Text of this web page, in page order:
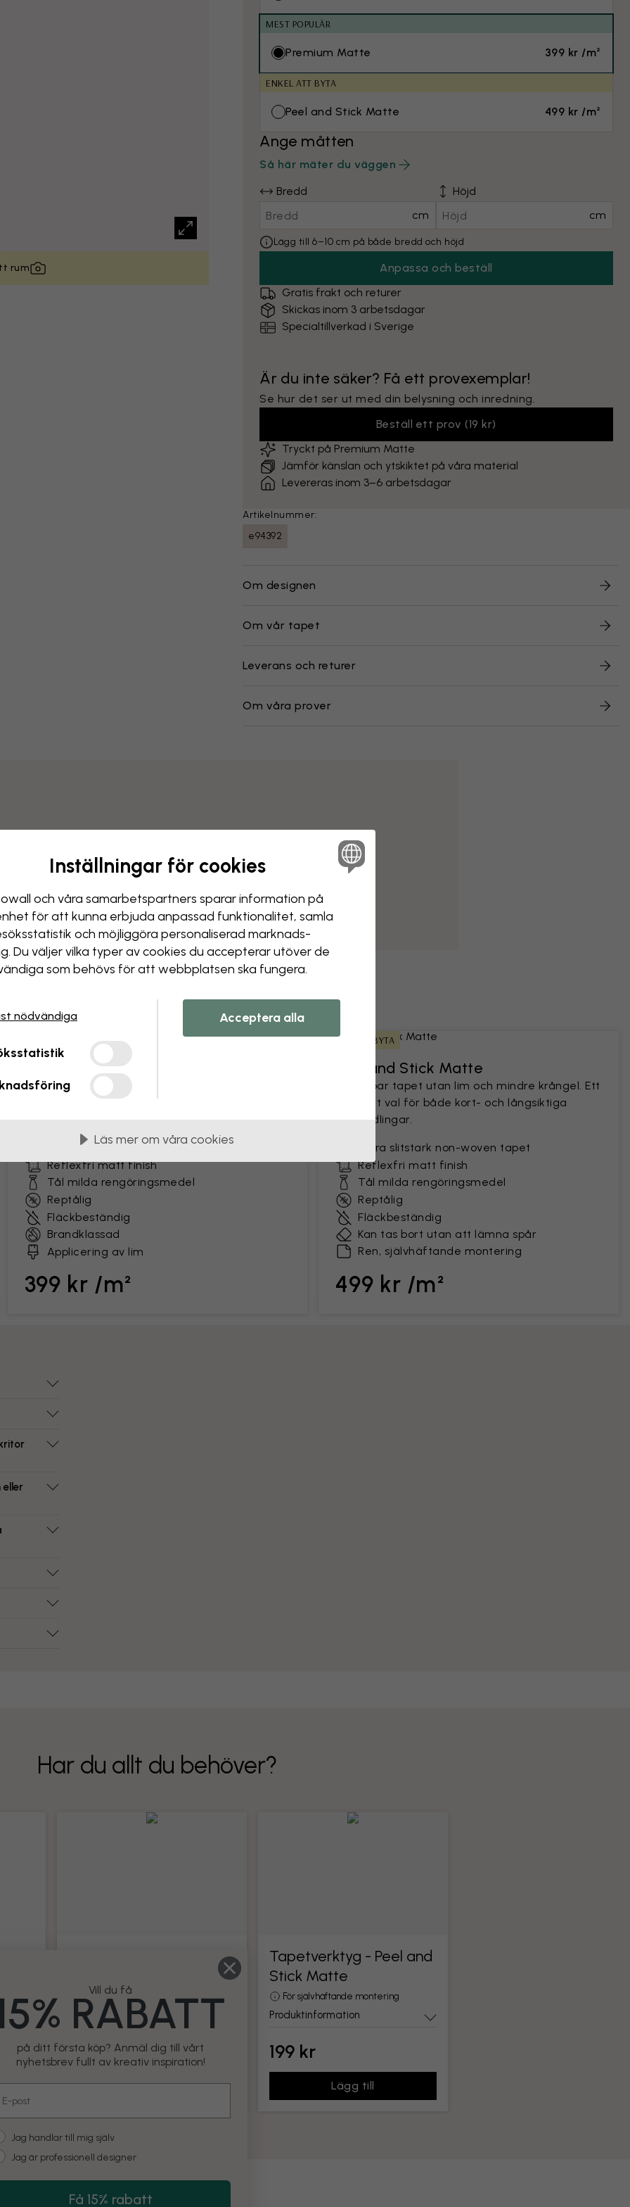
rum
MEST POPULÄR
Premium Matte 399 kr /m²
ENKEL ATT BYTA
Peel and Stick Matte 499 kr /m²
Ange måtten
Så här mäter du väggen
Bredd
cm
Höjd
cm
Lägg till 6–10 cm på både bredd och höjd
Anpassa och beställ
Gratis frakt och returer
Skickas inom 3 arbetsdagar
Specialtillverkad i Sverige
Är du inte säker? Få ett provexemplar!
Se hur det ser ut med din belysning och inredning.
Beställ ett prov (19 kr)
Tryckt på Premium Matte
Jämför känslan och ytskiktet på våra material
Levereras inom 3–6 arbetsdagar
Artikelnummer:
e94392
Om designen
Om vår tapet
Leverans och returer
Om våra prover
Premium Matte
Premiumtapet med en lättskött yta som tål
vardagens påfrestningar. Perfekt för livfulla
hem och kommersiell användning.
Extra slitstark non-woven tapet
Reflexfri matt finish
Tål milda rengöringsmedel
Reptålig
Fläckbeständig
Brandklassad
Applicering av lim
399 kr /m²
ENKEL ATT BYTA
Peel and Stick Matte
En hållbar tapet utan lim och mindre krångel. Ett
populärt val för både kort- och långsiktiga
förvandlingar.
Extra slitstark non-woven tapet
Reflexfri matt finish
Tål milda rengöringsmedel
Reptålig
Fläckbeständig
Kan tas bort utan att lämna spår
Ren, självhäftande montering
499 kr /m²
Har du allt du behöver?
Alla verktyg för montering av tapet
Produktinformation
199 kr
Lägg till
Tapetverktyg - Peel and
Stick Matte
För självhäftande montering
Produktinformation
199 kr
Lägg till
Inställningar för cookies
och våra samarbets­partners sparar information på
för att kunna erbjuda anpassad funktionalitet, samla
och möjliggöra personaliserad marknads­
Du väljer vilka typer av cookies du accepterar utöver de
som behövs för att webbplatsen ska fungera.
nödvändiga Acceptera alla
Läs mer om våra cookies
Vill du få
RABATT
på ditt första köp? Anmäl dig till vårt
nyhetsbrev fullt av kreativ inspiration!
type
Jag handlar till mig själv
Jag är professionell designer
Få 15% rabatt